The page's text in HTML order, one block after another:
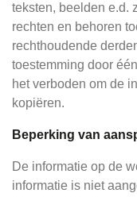
teksten, beelden e.d.
rechten en behoren
rechthoudende
toestemming door
het verboden om de
kopiëren.
Beperking van
De informatie op de
informatie is niet